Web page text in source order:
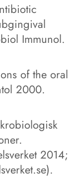
Immunol.
of the oral
2000.
2014;